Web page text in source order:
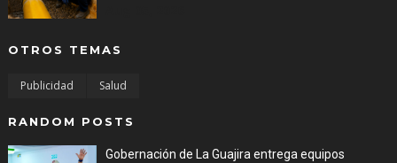
OTROS TEMAS
Publicidad Salud
RANDOM POSTS
Gobernación de La Guajira entrega equipos